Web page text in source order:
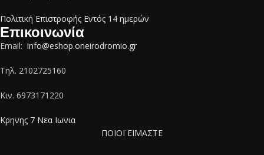
Πολιτική Επιστροφής Εντός 14 ημερών
Επικοινωνία
Email: info@eshop.oneirodromio.gr
Tηλ. 2102725160
Κιν. 6973171220
Κρηνης 7 Νεα Ιωνια
ΠΟΙΟΪ ΕΪΜΑΣΤΕ